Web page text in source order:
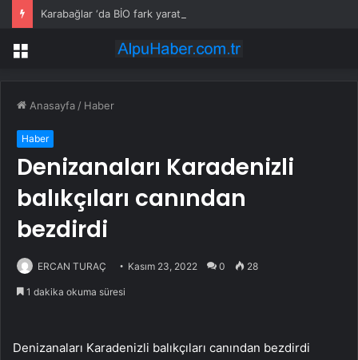
Karabağlar ‘da BİO fark yarattı
Menü
Anasayfa / Haber
Haber
Denizanaları Karadenizli
balıkçıları canından
bezdirdi
ERCAN TURAÇ Kasım 23, 2022 0 28
1 dakika okuma süresi
Denizanaları Karadenizli balıkçıları canından bezdirdi